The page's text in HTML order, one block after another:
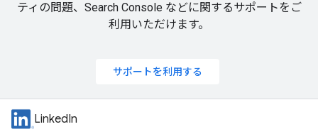
ティの問題、Search Console などに関するサポートをご
利用いただけます。
サポートを利用する
LinkedIn